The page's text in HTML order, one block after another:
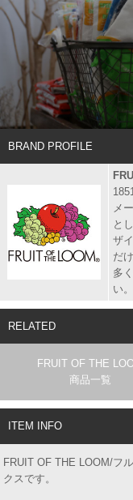
BRAND PROFILE
メ
と
ザ
だ
多
い。
RELATED
FRUIT OF THE
商品一覧
ITEM INFO
FRUIT OF THE LOOM/フ
クスです。